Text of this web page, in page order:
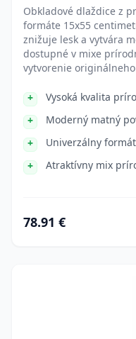
Obkladové dlaždice z
formáte 15x55
znižuje lesk a vytvára
dostupné v mixe
vytvorenie
Vysoká kvalita
Moderný matný
Univerzálny
Atraktívny mix
78.91 €